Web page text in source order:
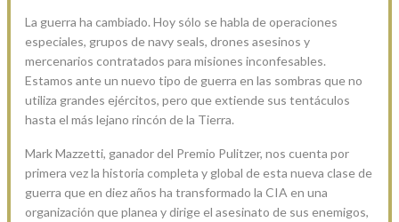
La guerra ha cambiado. Hoy sólo se habla de operaciones
especiales, grupos de navy seals, drones asesinos y
mercenarios contratados para misiones inconfesables.
Estamos ante un nuevo tipo de guerra en las sombras que no
utiliza grandes ejércitos, pero que extiende sus tentáculos
hasta el más lejano rincón de la Tierra.
Mark Mazzetti, ganador del Premio Pulitzer, nos cuenta por
primera vez la historia completa y global de esta nueva clase de
guerra que en diez años ha transformado la CIA en una
organización que planea y dirige el asesinato de sus enemigos,